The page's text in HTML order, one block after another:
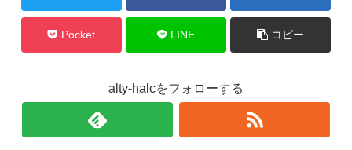
Pocket LINE コピー
alty-halcをフォローする